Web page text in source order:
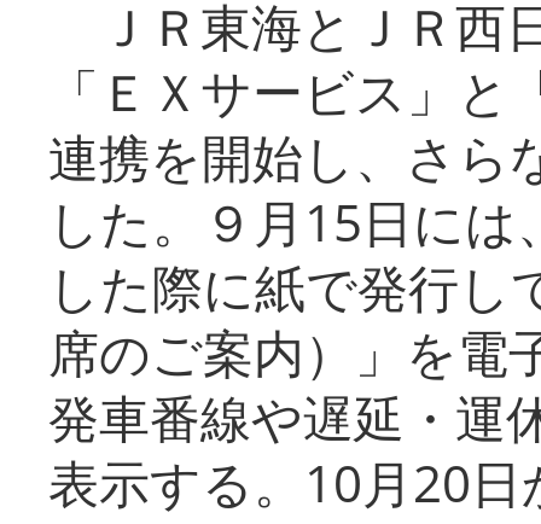
ＪＲ東海とＪＲ西
「ＥＸサービス」
連携を開始し、さら
した。９月15日に
した際に紙で発行し
席のご案内）」を電
発車番線や遅延・運
表示する。10月20